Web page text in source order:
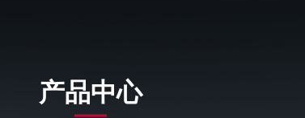
产品中心